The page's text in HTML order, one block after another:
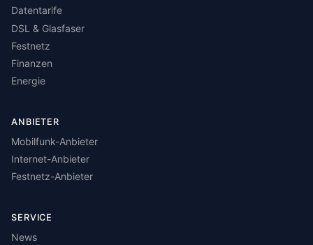
Datentarife
DSL & Glasfaser
Festnetz
Finanzen
Energie
ANBIETER
Mobilfunk-Anbieter
Internet-Anbieter
Festnetz-Anbieter
SERVICE
News